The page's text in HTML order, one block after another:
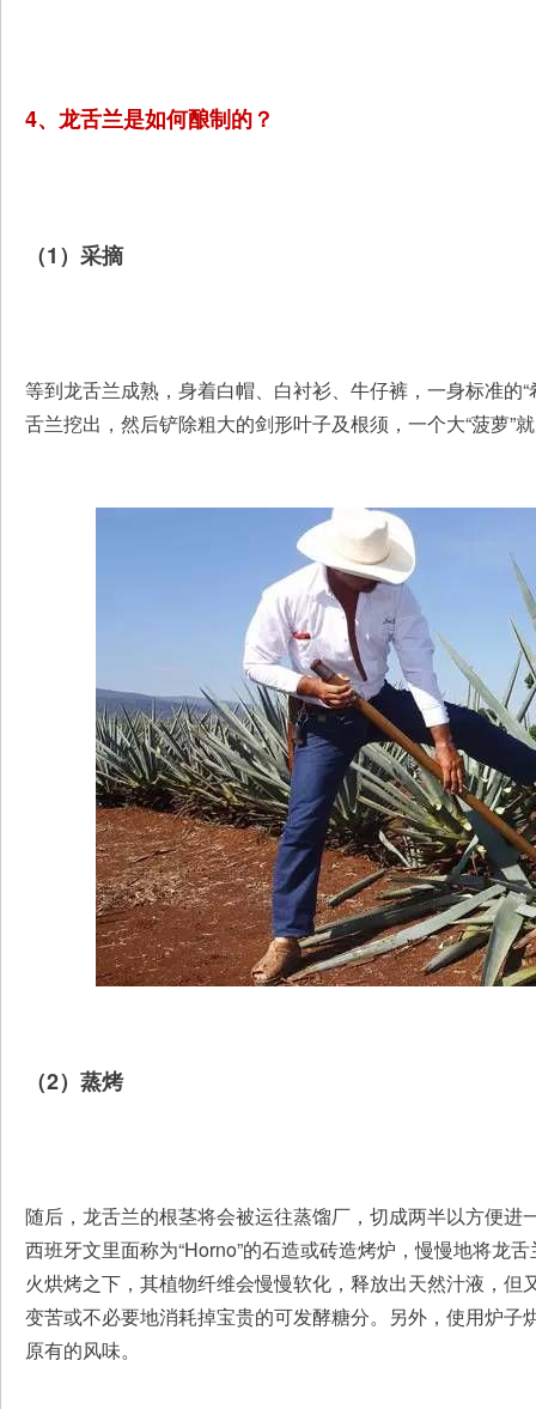
4、龙舌兰是如何酿制的？
（1）采摘
等到龙舌兰成熟，身着白帽、白衬衫、牛仔裤，一身标准的
舌兰挖出，然后铲除粗大的剑形叶子及根须，一个大“菠萝”
（2）蒸烤
随后，龙舌兰的根茎将会被运往蒸馏厂，切成两半以方便进
西班牙文里面称为“Horno”的石造或砖造烤炉，慢慢地将龙
火烘烤之下，其植物纤维会慢慢软化，释放出天然汁液，
变苦或不必要地消耗掉宝贵的可发酵糖分。另外，使用炉子
原有的风味。